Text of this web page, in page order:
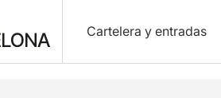
Cartelera y entradas